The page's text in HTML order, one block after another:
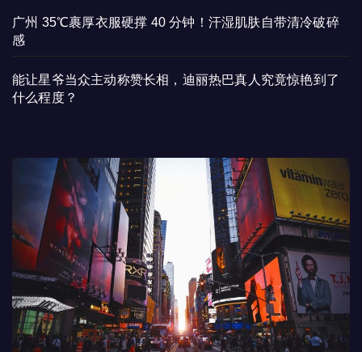
广州 35℃裹厚衣服硬撑 40 分钟！汗湿肌肤自带清冷破碎
感
能让星爷当众主动称赞长相，迪丽热巴真人究竟惊艳到了
什么程度？